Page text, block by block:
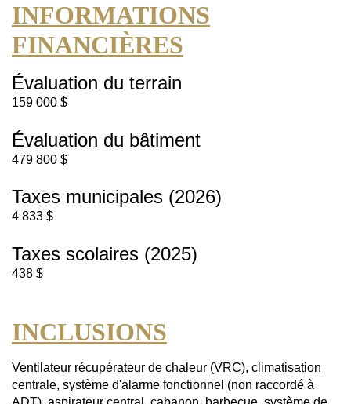
INFORMATIONS
FINANCIÈRES
Évaluation du terrain
159 000 $
Évaluation du bâtiment
479 800 $
Taxes municipales (2026)
4 833 $
Taxes scolaires (2025)
438 $
INCLUSIONS
Ventilateur récupérateur de chaleur (VRC), climatisation
centrale, système d'alarme fonctionnel (non raccordé à